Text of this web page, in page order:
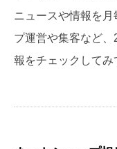
ニュースや情報を
プ運営や集客など
報をチェックしてみ